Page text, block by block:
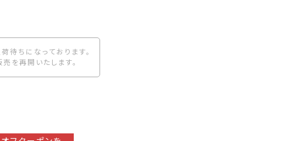
待ちになっております。
を再開いたします。